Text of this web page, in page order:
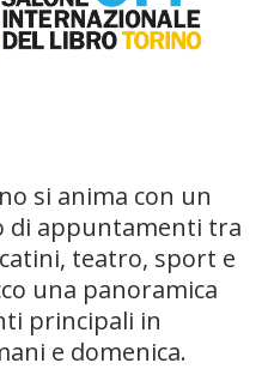
si anima con un
di appuntamenti tra
teatro, sport e
una panoramica
principali in
e domenica.